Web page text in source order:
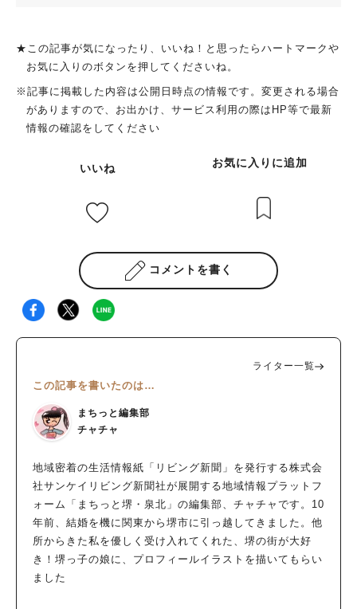
★この記事が気になったり、いいね！と思ったらハートマークや
お気に入りのボタンを押してくださいね。
※記事に掲載した内容は公開日時点の情報です。変更される場合
がありますので、お出かけ、サービス利用の際はHP等で最新
情報の確認をしてください
いいね お気に入りに追加
コメントを書く
ライター一覧
この記事を書いたのは…
まちっと編集部
チャチャ
地域密着の生活情報紙「リビング新聞」を発行する株式会
社サンケイリビング新聞社が展開する地域情報プラットフ
ォーム「まちっと堺・泉北」の編集部、チャチャです。10
年前、結婚を機に関東から堺市に引っ越してきました。他
所からきた私を優しく受け入れてくれた、堺の街が大好
き！堺っ子の娘に、プロフィールイラストを描いてもらい
ました